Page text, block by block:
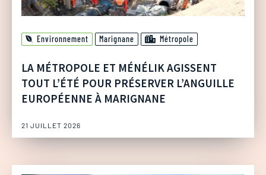
Environnement Marignane Métropole
LA MÉTROPOLE ET MÉNÉLIK AGISSENT
TOUT L’ÉTÉ POUR PRÉSERVER L’ANGUILLE
EUROPÉENNE À MARIGNANE
21 JUILLET 2026